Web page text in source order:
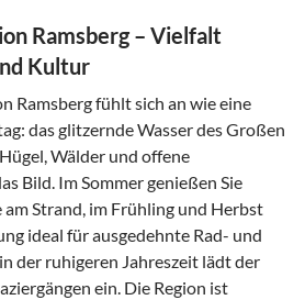
Ramsberg – Vielfalt
Kultur
Ramsberg fühlt sich an wie eine
das glitzernde Wasser des Großen
Wälder und offene
Bild. Im Sommer genießen Sie
am Strand, im Frühling und Herbst
ideal für ausgedehnte Rad- und
der ruhigeren Jahreszeit lädt der
ein. Die Region ist